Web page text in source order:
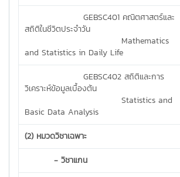
GEBSC401 คณิตศาสตร์และ
สถิติในชีวิตประจำวัน
Mathematics
and Statistics in Daily Life
GEBSC402 สถิติและการ
วิเคราะห์ข้อมูลเบื้องต้น
Statistics and
Basic Data Analysis
(2) หมวดวิชาเฉพาะ
- วิชาแกน